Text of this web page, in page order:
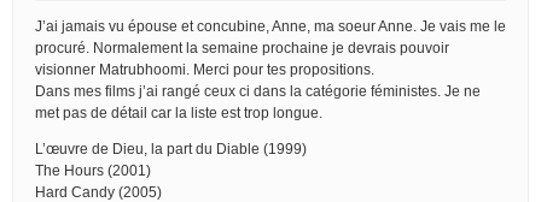
J’ai jamais vu épouse et concubine, Anne, ma soeur Anne. Je vais me le
procuré. Normalement la semaine prochaine je devrais pouvoir
visionner Matrubhoomi. Merci pour tes propositions.
Dans mes films j’ai rangé ceux ci dans la catégorie féministes. Je ne
met pas de détail car la liste est trop longue.
L’œuvre de Dieu, la part du Diable (1999)
The Hours (2001)
Hard Candy (2005)